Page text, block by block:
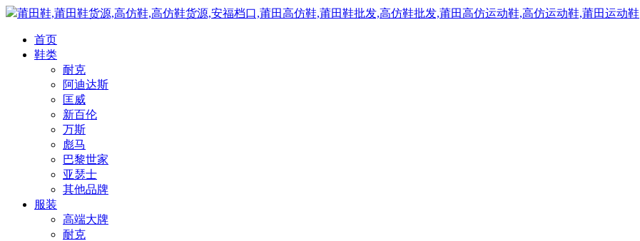
莆田鞋,莆田鞋货源,高仿鞋,高仿鞋货源,安福档口,莆田高仿鞋,莆田鞋批发,高仿鞋批发,莆田高仿运动鞋,高仿运动鞋,莆田运动鞋
首页
鞋类
耐克
阿迪达斯
匡威
新百伦
万斯
彪马
巴黎世家
亚瑟士
其他品牌
服装
高端大牌
耐克